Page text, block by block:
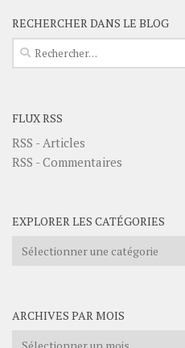
RECHERCHER DANS LE BLOG
Rechercher :
FLUX RSS
RSS - Articles
RSS - Commentaires
EXPLORER LES CATÉGORIES
Explorer
ARCHIVES PAR MOIS
Archives